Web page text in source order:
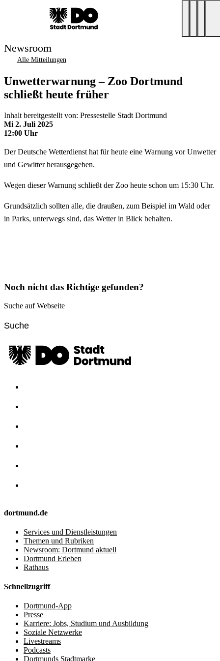
Newsroom
Alle Mitteilungen
Unwetterwarnung – Zoo Dortmund
schließt heute früher
Inhalt bereitgestellt von: Pressestelle Stadt Dortmund
Mi 2. Juli 2025
12:00 Uhr
Der Deutsche Wetterdienst hat für heute eine Warnung vor Unwetter
und Gewitter herausgegeben.
Wegen dieser Warnung schließt der Zoo heute schon um 15:30 Uhr.
Grundsätzlich sollten alle, die draußen, zum Beispiel im Wald oder
in Parks, unterwegs sind, das Wetter in Blick behalten.
Noch nicht das Richtige gefunden?
Suche auf Webseite
dortmund.de
Services und Dienstleistungen
Themen und Rubriken
Newsroom: Dortmund aktuell
Dortmund Erleben
Rathaus
Schnellzugriff
Dortmund-App
Presse
Karriere: Jobs, Studium und Ausbildung
Soziale Netzwerke
Livestreams
Podcasts
Dortmunds Stadtmarke